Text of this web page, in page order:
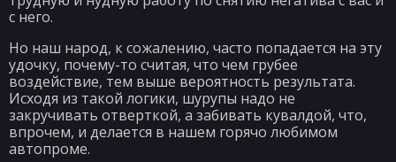
с него.
Но наш народ, к сожалению, часто попадается на эту
удочку, почему-то считая, что чем грубее
воздействие, тем выше вероятность результата.
Исходя из такой логики, шурупы надо не
закручивать отверткой, а забивать кувалдой, что,
впрочем, и делается в нашем горячо любимом
автопроме.